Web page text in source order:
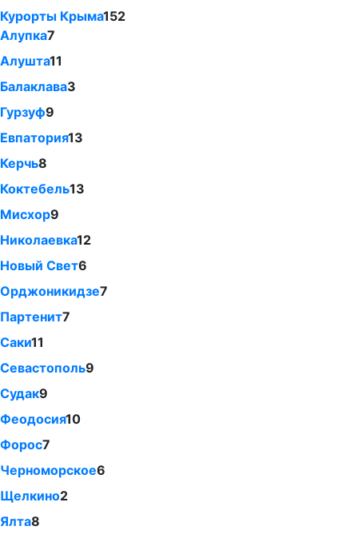
Курорты Крыма152
Алупка7
Алушта11
Балаклава3
Гурзуф9
Евпатория13
Керчь8
Коктебель13
Мисхор9
Николаевка12
Новый Свет6
Орджоникидзе7
Партенит7
Саки11
Севастополь9
Судак9
Феодосия10
Форос7
Черноморское6
Щелкино2
Ялта8